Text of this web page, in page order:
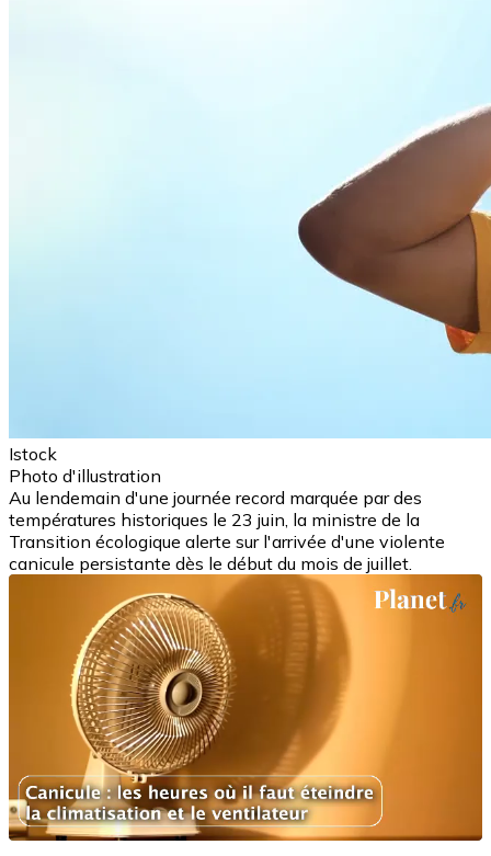
Istock
Photo d'illustration
Au lendemain d'une journée record marquée par des
températures historiques le 23 juin, la ministre de la
Transition écologique alerte sur l'arrivée d'une violente
canicule persistante dès le début du mois de juillet.